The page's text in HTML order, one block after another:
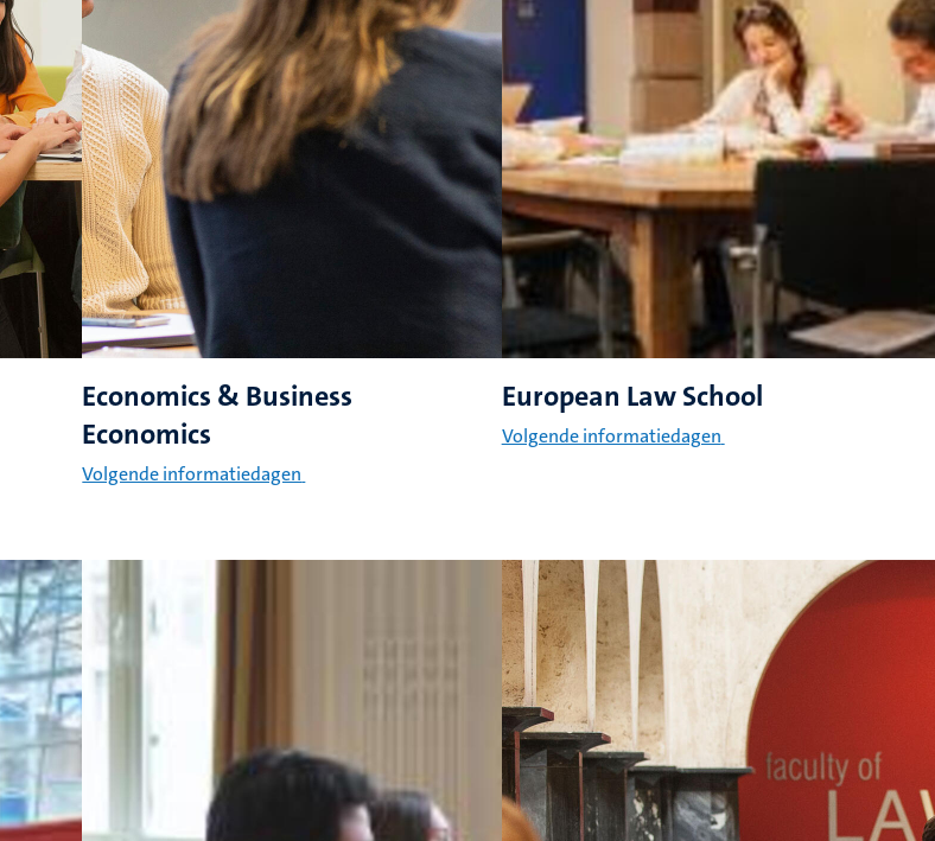
Economics & Business
Economics
Volgende informatiedagen
European Law School
Volgende informatiedagen